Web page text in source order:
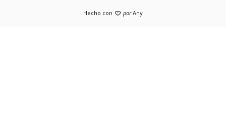
Hecho con porAny